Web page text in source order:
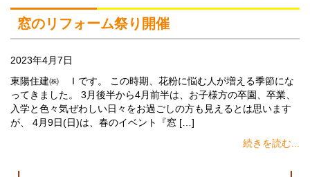
窓のリフォーム祭り開催
2023年4月7日
東陽住建㈱ Ｉです。 この時期、花粉に悩む人が増える季節にな
ってきました。 3月後半から4月前半は、お子様方の卒園、卒業、
入学と色々気ぜわしい日々をお過ごしの方も見えるとは思います
が、 4月9日(日)は、春のイベント『窓 […]
続きを読む...